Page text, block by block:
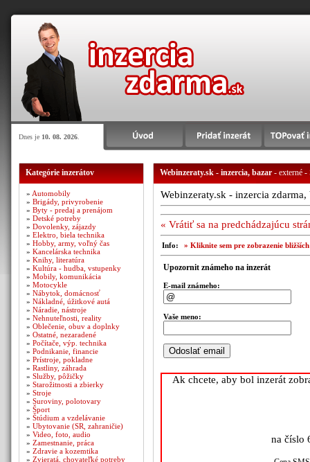
Dnes je 10. 08. 2026
Kategórie inzerátov
» Automobily
» Brigády, privyrobenie
» Byty - predaj a prenájom
» Detské potreby
» Dovolenky, zájazdy
» Elektro, biela technika
» Hobby, army, voľný čas
» Kancelárska technika
» Knihy, literatúra
» Kultúra - hudba, vstupenky
» Mobily, komunikácia
» Motocykle
» Nábytok, domácnosť
» Nákladné, úžitkové autá
» Náradie, nástroje
» Nehnuteľnosti, reality
» Oblečenie, obuv a doplnky
» Ostatné, nezaradené
» Počítače, výp. technika
» Podnikanie, financie
» Prístroje, pokladne
» Rastliny, záhrada
» Služby, pôžičky
» Starožitnosti a zbierky
» Stroje
» Suroviny, polotovary
» Šport
» Štúdium a vzdelávanie
» Ubytovanie (SR, zahraničie)
» Video, foto, audio
» Zamestnanie, práca
» Zdravie a kozemtika
» Zvieratá, chovateľké potreby
Webinzeraty.sk - inzercia, bazar- externé -
Webinzeraty.sk - inzercia
« Vrátiť sa na predchádzajúcu
Info: » Kliknite sem pre zobrazenie
Upozornit známeho na inzerát
E-mail známeho:
Vaše meno:
Ak chcete, aby bol inzerát
na číslo